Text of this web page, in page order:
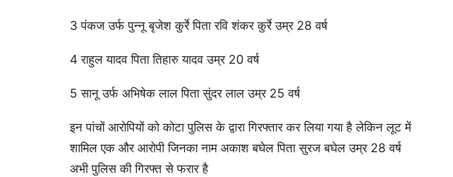
3 पंकज उर्फ पुन्नू बृजेश कुर्रे पिता रवि शंकर कुर्रे उम्र 28 वर्ष
4 राहुल यादव पिता तिहारु यादव उम्र 20 वर्ष
5 सानू उर्फ अभिषेक लाल पिता सुंदर लाल उम्र 25 वर्ष
इन पांचों आरोपियों को कोटा पुलिस के द्वारा गिरफ्तार कर लिया गया है लेकिन लूट में
शामिल एक और आरोपी जिनका नाम अकाश बघेल पिता सुरज बघेल उम्र 28 वर्ष
अभी पुलिस की गिरफ्त से फरार है